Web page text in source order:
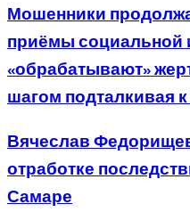
Мошенники
приёмы социальной
«обрабатывают»
шагом подталкивая
Вячеслав
отработке
Самаре